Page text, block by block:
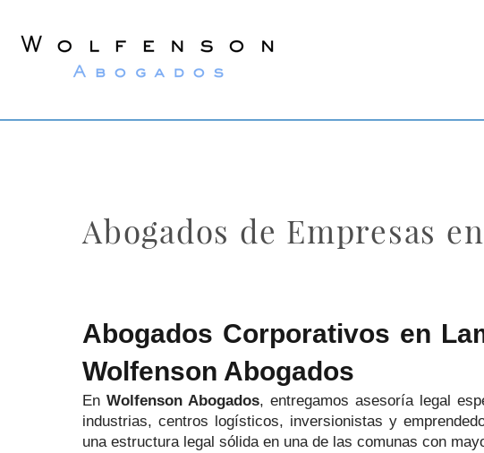
Abogados de Empresas
Abogados Corporativos en
Wolfenson Abogados
En Wolfenson Abogados, entregamos asesoría legal
industrias, centros logísticos, inversionistas y
una estructura legal sólida en una de las comunas con
Wolfenson